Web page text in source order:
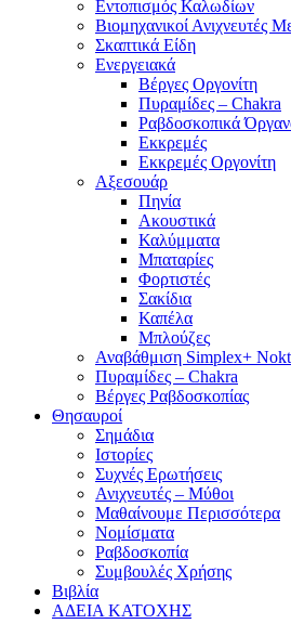
Εντοπισμός Καλωδίων
Βιομηχανικοί Ανιχνευτές
Σκαπτικά Είδη
Ενεργειακά
Βέργες Οργονίτη
Πυραμίδες – Chakra
Ραβδοσκοπικά
Εκκρεμές
Εκκρεμές Οργονίτη
Αξεσουάρ
Πηνία
Ακουστικά
Καλύμματα
Μπαταρίες
Φορτιστές
Σακίδια
Καπέλα
Μπλούζες
Αναβάθμιση Simplex+
Πυραμίδες – Chakra
Βέργες Ραβδοσκοπίας
Θησαυροί
Σημάδια
Ιστορίες
Συχνές Ερωτήσεις
Ανιχνευτές – Μύθοι
Μαθαίνουμε Περισσότερα
Νομίσματα
Ραβδοσκοπία
Συμβουλές Χρήσης
Βιβλία
ΑΔΕΙΑ ΚΑΤΟΧΗΣ